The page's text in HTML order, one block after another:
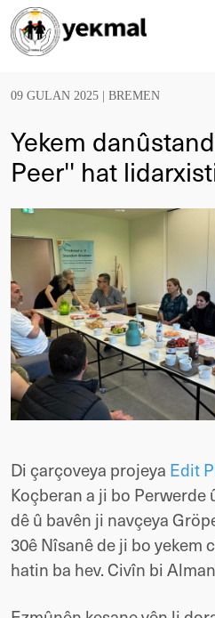
09 GULAN 2025 | BREMEN
Yekem
Peer'' hat
Di çarçoveya projeya Edit
Koçberan a ji bo Perwerde
dê û bavên ji navçeya
30ê Nîsanê de ji bo yekem
hatin ba hev. Civîn bi